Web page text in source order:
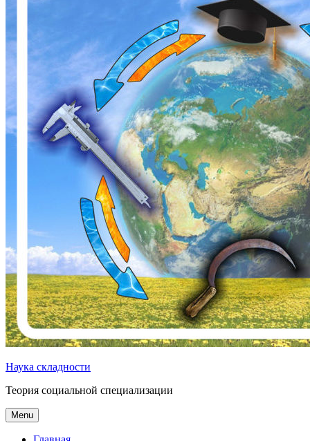
Наука складности
Теория социальной специализации
Menu